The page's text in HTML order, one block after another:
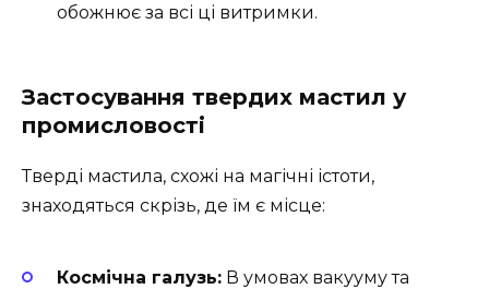
обожнює за всі ці витримки.
Застосування твердих мастил у
промисловості
Тверді мастила, схожі на магічні істоти,
знаходяться скрізь, де їм є місце:
Космічна галузь: В умовах вакууму та